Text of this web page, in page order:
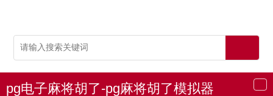
导
pg电子麻将胡了-pg麻将胡了模拟器